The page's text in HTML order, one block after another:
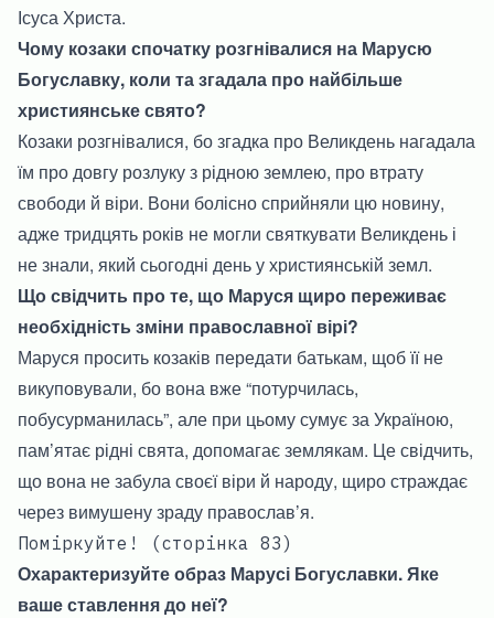
Ісуса Христа.
Чому козаки спочатку розгнівалися на Марусю
Богуславку, коли та згадала про найбільше
християнське свято?
Козаки розгнівалися, бо згадка про Великдень нагадала
їм про довгу розлуку з рідною землею, про втрату
свободи й віри. Вони болісно сприйняли цю новину,
адже тридцять років не могли святкувати Великдень і
не знали, який сьогодні день у християнській земл.
Що свідчить про те, що Маруся щиро переживає
необхідність зміни православної вірі?
Маруся просить козаків передати батькам, щоб її не
викуповували, бо вона вже “потурчилась,
побусурманилась”, але при цьому сумує за Україною,
пам’ятає рідні свята, допомагає землякам. Це свідчить,
що вона не забула своєї віри й народу, щиро страждає
через вимушену зраду православ’я.
Поміркуйте! (сторінка 83)
Охарактеризуйте образ Марусі Богуславки. Яке
ваше ставлення до неї?